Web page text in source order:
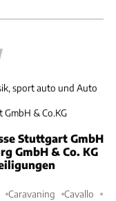
sport auto und Auto
& Co.KG
Stuttgart GmbH
GmbH & Co. KG
Caravaning Cavallo